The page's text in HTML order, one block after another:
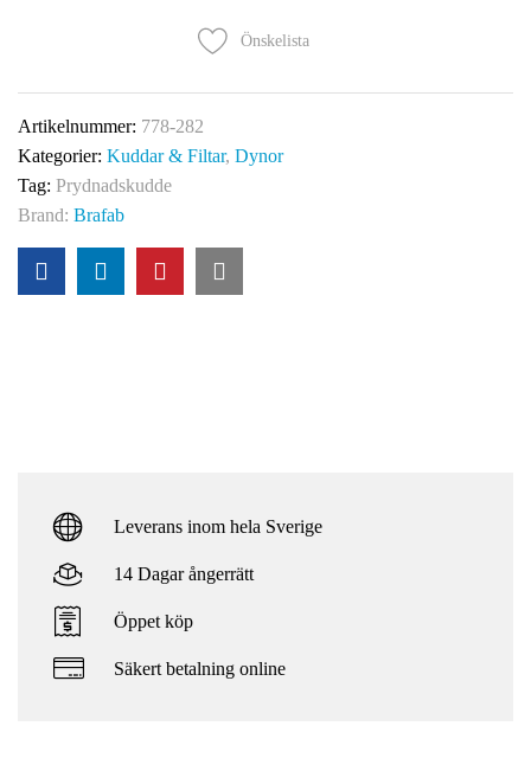
Önskelista
Artikelnummer: 778-282
Kategorier: Kuddar & Filtar, Dynor
Tag: Prydnadskudde
Brand: Brafab
Leverans inom hela Sverige
14 Dagar ångerrätt
Öppet köp
Säkert betalning online